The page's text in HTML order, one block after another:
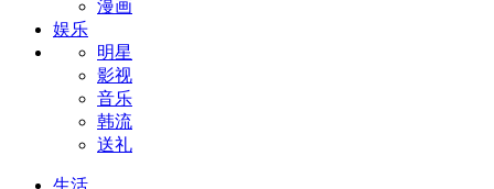
漫画
娱乐
明星
影视
音乐
韩流
送礼
生活